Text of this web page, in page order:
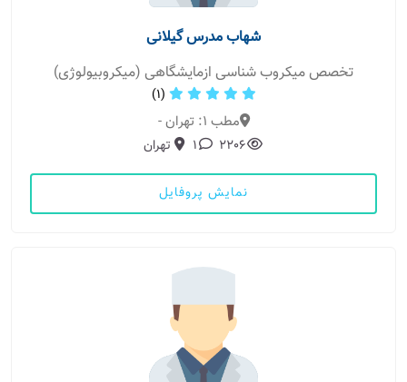
شهاب مدرس گیلانی
تخصص میکروب شناسی ازمایشگاهی (میکروبیولوژی)
(1)
مطب 1: تهران -
2206
1 تهران
نمایش پروفایل